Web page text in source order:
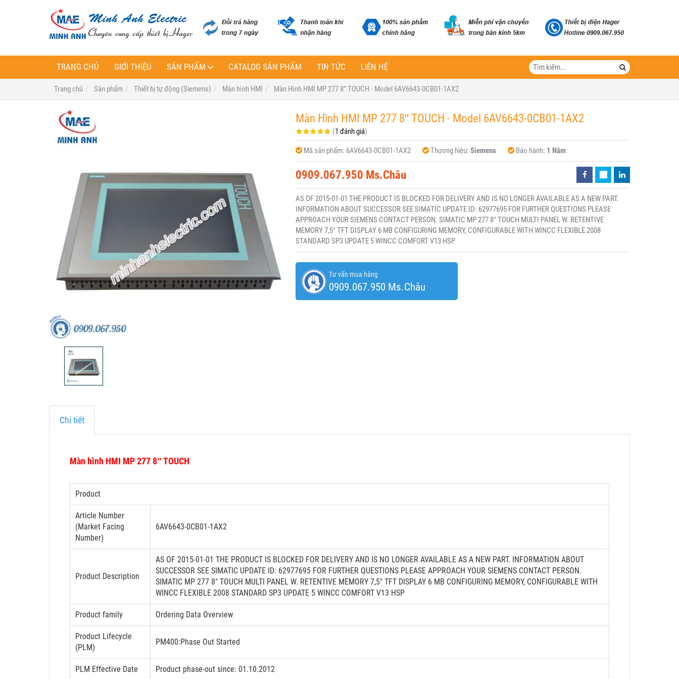
TRANG CHỦ GIỚI THIỆU SẢN PHẨM CATALOG SẢN PHẨM TIN TỨC LIÊN HỆ
Trang chủ Sản phẩm Thiết bị tự động (Siemens) Màn hình HMI Màn Hình HMI MP 277 8″ TOUCH - Model 6AV6643-0CB01-1AX2
Màn Hình HMI MP 277 8″ TOUCH - Model 6AV6643-0CB01-1AX2
(1 đánh giá)
Mã sản phẩm: 6AV6643-0CB01-1AX2 Thương hiệu: Siemens Bảo hành: 1 Năm
0909.067.950 Ms.Châu
AS OF 2015-01-01 THE PRODUCT IS BLOCKED FOR DELIVERY AND IS NO LONGER AVAILABLE AS A NEW PART.
INFORMATION ABOUT SUCCESSOR SEE SIMATIC UPDATE ID: 62977695 FOR FURTHER QUESTIONS PLEASE
APPROACH YOUR SIEMENS CONTACT PERSON. SIMATIC MP 277 8" TOUCH MULTI PANEL W. RETENTIVE
MEMORY 7,5" TFT DISPLAY 6 MB CONFIGURING MEMORY, CONFIGURABLE WITH WINCC FLEXIBLE 2008
STANDARD SP3 UPDATE 5 WINCC COMFORT V13 HSP
Tư vấn mua hàng
0909.067.950 Ms.Châu
Chi tiết
Màn hình HMI MP 277 8″ TOUCH
Product
Article Number
(Market Facing
Number)
6AV6643-0CB01-1AX2
Product Description
AS OF 2015-01-01 THE PRODUCT IS BLOCKED FOR DELIVERY AND IS NO LONGER AVAILABLE AS A NEW PART. INFORMATION ABOUT
SUCCESSOR SEE SIMATIC UPDATE ID: 62977695 FOR FURTHER QUESTIONS PLEASE APPROACH YOUR SIEMENS CONTACT PERSON.
SIMATIC MP 277 8" TOUCH MULTI PANEL W. RETENTIVE MEMORY 7,5" TFT DISPLAY 6 MB CONFIGURING MEMORY, CONFIGURABLE WITH
WINCC FLEXIBLE 2008 STANDARD SP3 UPDATE 5 WINCC COMFORT V13 HSP
Product family Ordering Data Overview
Product Lifecycle
(PLM)
PM400:Phase Out Started
PLM Effective Date Product phase-out since: 01.10.2012